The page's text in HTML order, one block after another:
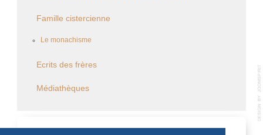
Famille cistercienne
Le monachisme
Ecrits des frères
Médiathèques